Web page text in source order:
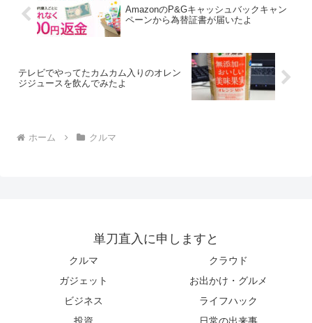
AmazonのP&Gキャッシュバックキャン
ペーンから為替証書が届いたよ
テレビでやってたカムカム入りのオレン
ジジュースを飲んでみたよ
ホーム クルマ
単刀直入に申しますと
クルマ
クラウド
ガジェット
お出かけ・グルメ
ビジネス
ライフハック